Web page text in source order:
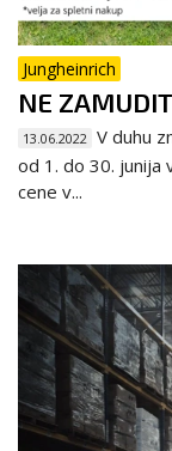
Jungheinrich
NE
13.06.2022 V duhu
od 1. do 30. junija
cene v...